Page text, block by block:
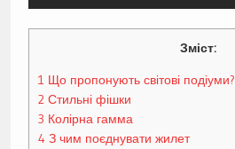
Зміст:
1 Що пропонують світові подіуми?
2Стильні фішки
3 Колірна гамма
4 З чим поєднувати жилет